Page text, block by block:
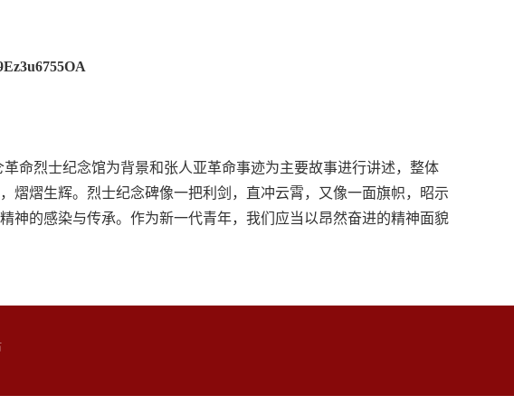
命烈士纪念馆为背景和张人亚革命事迹为主要故事进行讲述，整体
熠熠生辉。烈士纪念碑像一把利剑，直冲云霄，又像一面旗帜，昭示
神的感染与传承。作为新一代青年，我们应当以昂然奋进的精神面貌